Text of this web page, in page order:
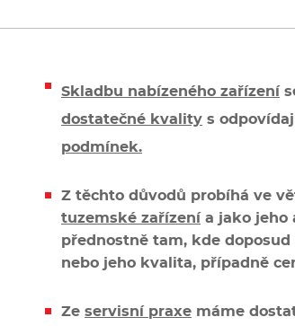
Skladbu nabízeného zařízení
dostatečné kvality s
podmínek.
Z těchto důvodů probíhá ve
tuzemské zařízení a jako jeho
přednostně tam, kde
nebo jeho kvalita, případně
Ze servisní praxe máme